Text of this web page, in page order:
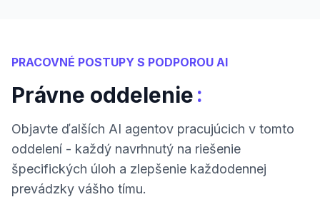
PRACOVNÉ POSTUPY S PODPOROU AI
Právne oddelenie:
Objavte ďalších AI agentov pracujúcich v tomto
oddelení - každý navrhnutý na riešenie
špecifických úloh a zlepšenie každodennej
prevádzky vášho tímu.